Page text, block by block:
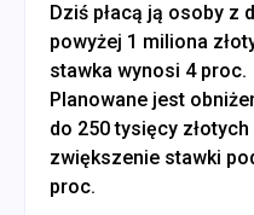
Dziś płacą ją osoby z
powyżej 1 miliona
stawka wynosi 4 proc.
Planowane jest
do 250 tysięcy złotych
zwiększenie stawki
proc.